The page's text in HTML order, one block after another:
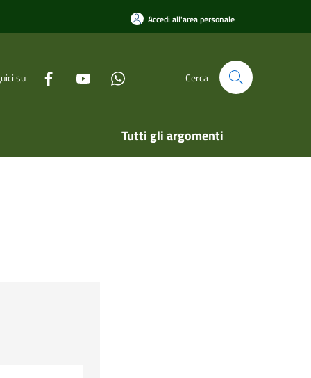
Accedi all'area personale
su Cerca
Tutti gli argomenti